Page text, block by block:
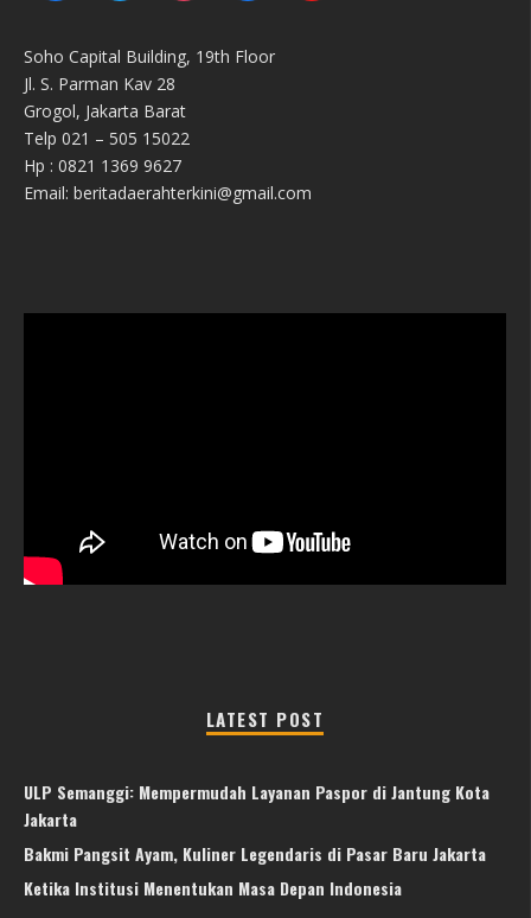
Soho Capital Building, 19th Floor
Jl. S. Parman Kav 28
Grogol, Jakarta Barat
Telp 021 – 505 15022
Hp : 0821 1369 9627
Email: beritadaerahterkini@gmail.com
LATEST POST
ULP Semanggi: Mempermudah Layanan Paspor di Jantung Kota
Jakarta
Bakmi Pangsit Ayam, Kuliner Legendaris di Pasar Baru Jakarta
Ketika Institusi Menentukan Masa Depan Indonesia